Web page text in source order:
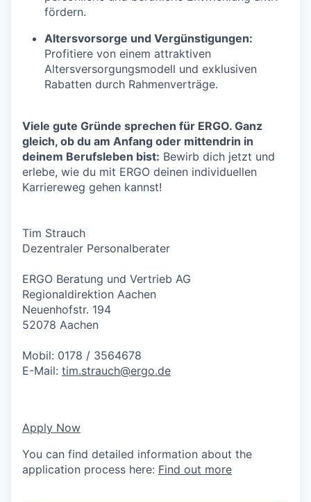
fördern.
Altersvorsorge und Vergünstigungen:
Profitiere von einem attraktiven
Altersversorgungsmodell und exklusiven
Rabatten durch Rahmenverträge.
Viele gute Gründe sprechen für ERGO. Ganz
gleich, ob du am Anfang oder mittendrin in
deinem Berufsleben bist: Bewirb dich jetzt und
erlebe, wie du mit ERGO deinen individuellen
Karriereweg gehen kannst!
Tim Strauch
Dezentraler Personalberater
ERGO Beratung und Vertrieb AG
Regionaldirektion Aachen
Neuenhofstr. 194
52078 Aachen
Mobil: 0178 / 3564678
E-Mail: tim.strauch@ergo.de
Apply Now
You can find detailed information about the
application process here: Find out more